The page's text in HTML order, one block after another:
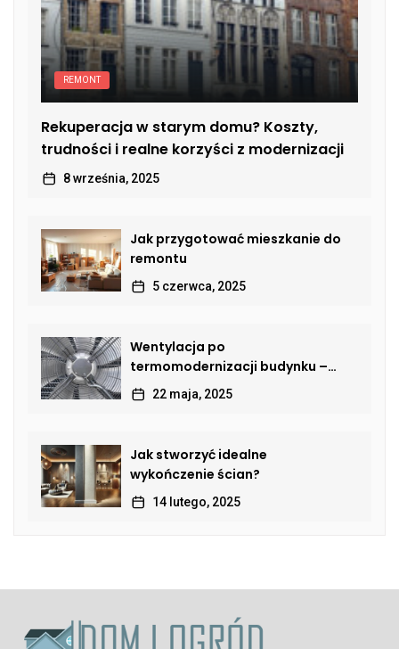
REMONT
Rekuperacja w starym domu? Koszty,
trudności i realne korzyści z modernizacji
8 września, 2025
Jak przygotować mieszkanie do
remontu
5 czerwca, 2025
Wentylacja po
termomodernizacji budynku –
jak przywrócić sprawną wymianę
powietrza?
22 maja, 2025
Jak stworzyć idealne
wykończenie ścian?
14 lutego, 2025